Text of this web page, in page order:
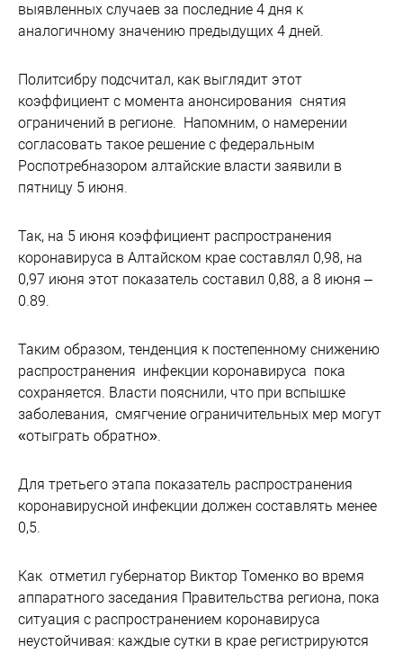
выявленных случаев за последние 4 дня к
аналогичному значению предыдущих 4 дней.
Политсибру подсчитал, как выглядит этот
коэффициент с момента анонсирования снятия
ограничений в регионе. Напомним, о намерении
согласовать такое решение с федеральным
Роспотребназором алтайские власти заявили в
пятницу 5 июня.
Так, на 5 июня коэффициент распространения
коронавируса в Алтайском крае составлял 0,98, на
0,97 июня этот показатель составил 0,88, а 8 июня –
0.89.
Таким образом, тенденция к постепенному снижению
распространения инфекции коронавируса пока
сохраняется. Власти пояснили, что при вспышке
заболевания, смягчение ограничительных мер могут
«отыграть обратно».
Для третьего этапа показатель распространения
коронавирусной инфекции должен составлять менее
0,5.
Как отметил губернатор Виктор Томенко во время
аппаратного заседания Правительства региона, пока
ситуация с распространением коронавируса
неустойчивая: каждые сутки в крае регистрируются